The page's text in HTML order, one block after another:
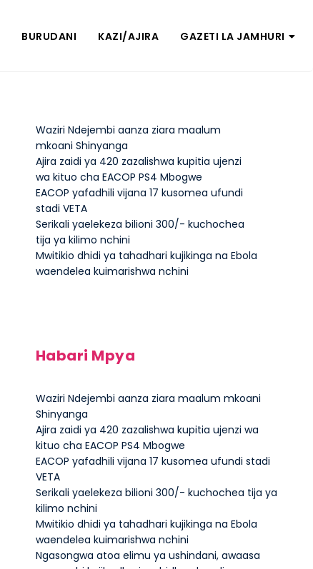
BURUDANI KAZI/AJIRA GAZETI LA JAMHURI
Waziri Ndejembi aanza ziara maalum
mkoani Shinyanga
Ajira zaidi ya 420 zazalishwa kupitia ujenzi
wa kituo cha EACOP PS4 Mbogwe
EACOP yafadhili vijana 17 kusomea ufundi
stadi VETA
Serikali yaelekeza bilioni 300/- kuchochea
tija ya kilimo nchini
Mwitikio dhidi ya tahadhari kujikinga na Ebola
waendelea kuimarishwa nchini
Habari Mpya
Waziri Ndejembi aanza ziara maalum mkoani
Shinyanga
Ajira zaidi ya 420 zazalishwa kupitia ujenzi wa
kituo cha EACOP PS4 Mbogwe
EACOP yafadhili vijana 17 kusomea ufundi stadi
VETA
Serikali yaelekeza bilioni 300/- kuchochea tija ya
kilimo nchini
Mwitikio dhidi ya tahadhari kujikinga na Ebola
waendelea kuimarishwa nchini
Ngasongwa atoa elimu ya ushindani, awaasa